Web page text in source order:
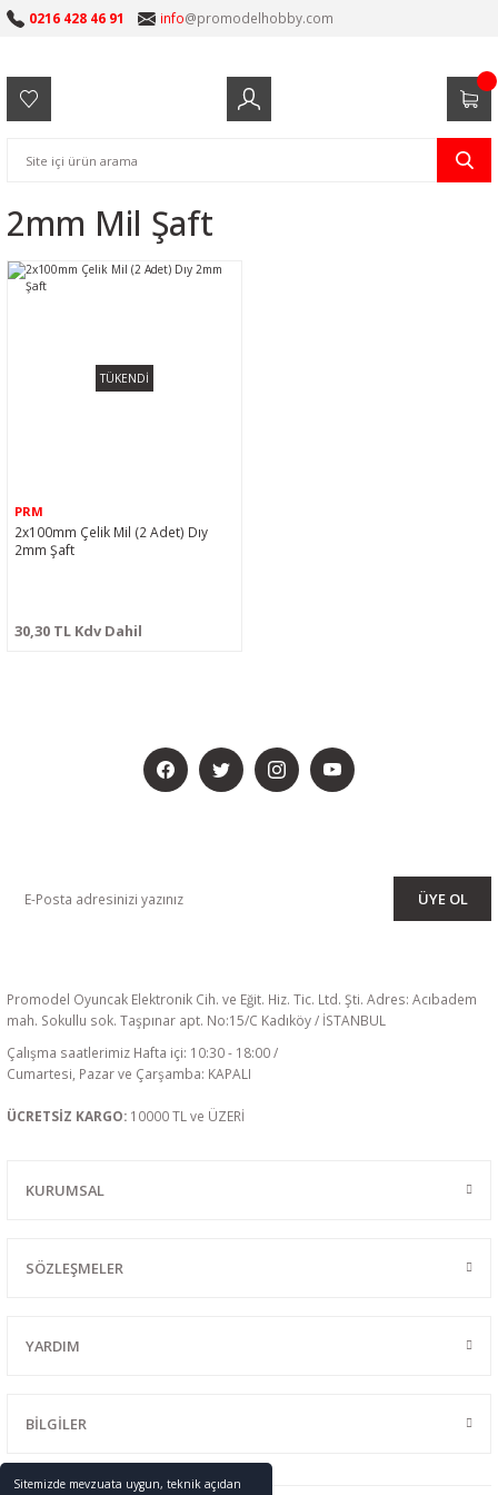
Sitemizde mevzuata uygun, teknik açıdan
0216 428 46 91 info@promodelhobby.com
2mm Mil Şaft
TÜKENDİ
PRM
2x100mm Çelik Mil (2 Adet) Dıy
2mm Şaft
30,30 TL Kdv Dahil
ÜYE OL
Promodel Oyuncak Elektronik Cih. ve Eğit. Hiz. Tic. Ltd. Şti. Adres: Acıbadem
mah. Sokullu sok. Taşpınar apt. No:15/C Kadıköy / İSTANBUL
Çalışma saatlerimiz Hafta içi: 10:30 - 18:00 /
Cumartesi, Pazar ve Çarşamba: KAPALI
ÜCRETSİZ KARGO: 10000 TL ve ÜZERİ
KURUMSAL
SÖZLEŞMELER
YARDIM
BİLGİLER